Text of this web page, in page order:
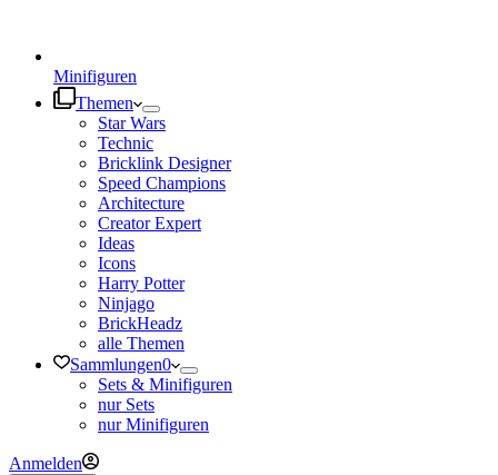
Minifiguren
Themen
Star Wars
Technic
Bricklink Designer
Speed Champions
Architecture
Creator Expert
Ideas
Icons
Harry Potter
Ninjago
BrickHeadz
alle Themen
Sammlungen0
Sets & Minifiguren
nur Sets
nur Minifiguren
Anmelden